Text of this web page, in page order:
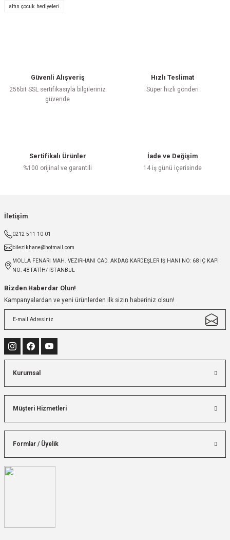
altın çocuk hediyeleri
Güvenli Alışveriş
256bit SSL sertifikasıyla bilgileriniz
güvende
Hızlı Teslimat
Süper hızlı gönderi
Sertifikalı Ürünler
%100 orijinal ve garantili
İade ve Değişim
14 iş günü içerisinde
İletişim
0212 511 10 01
bilezikhane@hotmail.com
MOLLA FENARİ MAH. VEZİRHANI CAD. AKDAĞ KARDEŞLER IŞ HANI NO: 68 İÇ KAPI
NO: 48 FATİH/ İSTANBUL
Bizden Haberdar Olun!
Kampanyalardan ve yeni ürünlerden ilk sizin haberiniz olsun!
Kurumsal
Müşteri Hizmetleri
Formlar / Üyelik